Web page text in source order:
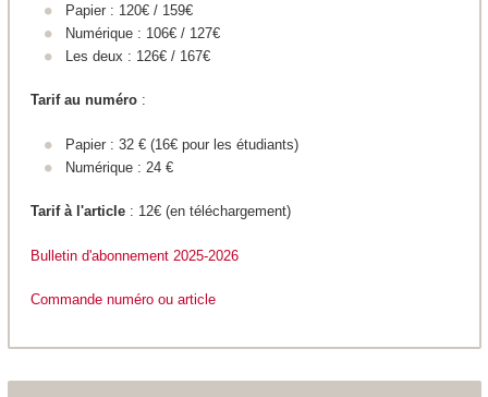
Papier : 120€ / 159€
Numérique : 106€ / 127€
Les deux : 126€ / 167€
Tarif au numéro :
Papier : 32 € (16€ pour les étudiants)
Numérique : 24 €
Tarif à l'article : 12€ (en téléchargement)
Bulletin d'abonnement 2025-2026
Commande numéro ou article